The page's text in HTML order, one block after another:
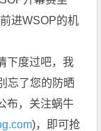
进WSOP的机
下度过吧，我
忘了您的防晒
布，关注蜗牛
)，即可抢